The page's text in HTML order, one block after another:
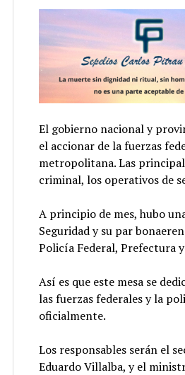
El gobierno nacional y
el accionar de la fuerzas
metropolitana. Las
criminal, los operativos de
A principio de mes, hubo
Seguridad y su par
Policía Federal, Prefectura
Así es que este mesa se
las fuerzas federales y la
oficialmente.
Los responsables serán el
Eduardo Villalba, y el